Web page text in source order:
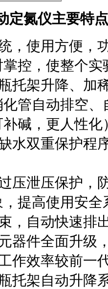
定氮仪主要特
，使用方便，
控，使整个
托架升降、加
管自动排空
碱，更人性化
水双重保护程
压泄压保护，
提高使用安全
，自动快速排
器件全面升级
作效率较前一
托架自动升降